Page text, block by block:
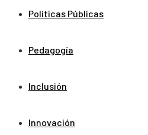
Políticas Públicas
Pedagogía
Inclusión
Innovación